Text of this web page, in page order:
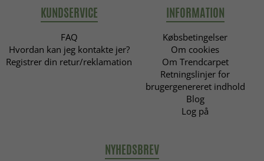
KUNDSERVICE
FAQ
Hvordan kan jeg kontakte jer?
Registrer din retur/reklamation
INFORMATION
Købsbetingelser
Om cookies
Om Trendcarpet
Retningslinjer for
brugergenereret indhold
Blog
Log på
NYHEDSBREV